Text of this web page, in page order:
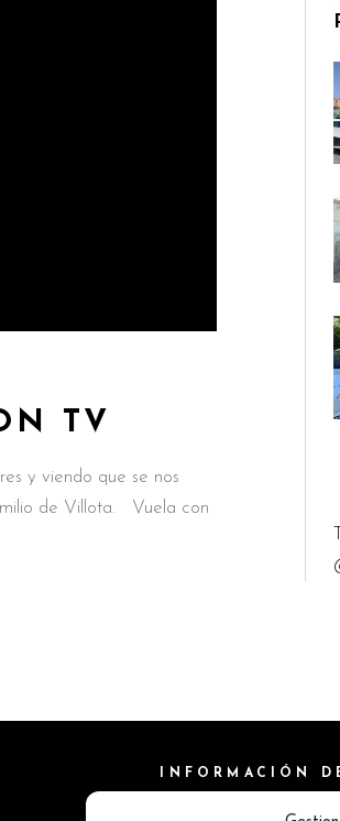
TV
y viendo que se nos
de Villota. Vuela con
INFORMACIÓN
Política de Cookies